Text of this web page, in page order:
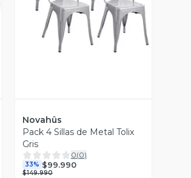
Novahûs
Pack 4 Sillas de Metal Tolix
Gris
0(0)
33% $99.990
$149.990